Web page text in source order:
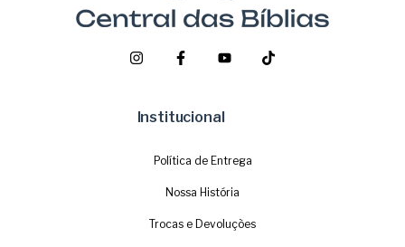
Institucional
Política de Entrega
Nossa História
Trocas e Devoluções